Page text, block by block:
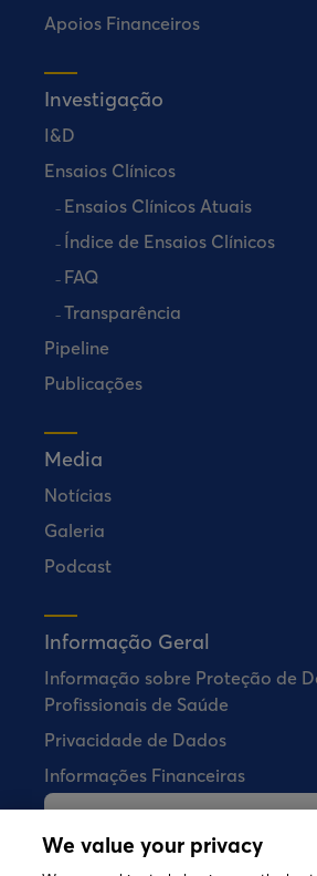
Apoios Financeiros
Investigação
I&D
Ensaios Clínicos
Ensaios Clínicos Atuais
Índice de Ensaios Clínicos
FAQ
Transparência
Pipeline
Publicações
Media
Notícias
Galeria
Podcast
Informação Geral
Informação sobre Proteção de
Profissionais de Saúde
Privacidade de Dados
Informações Financeiras
farmacêuticos
We value your privacy